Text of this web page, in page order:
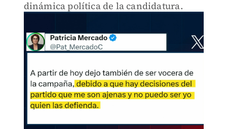
dinámica política de la candidatura.